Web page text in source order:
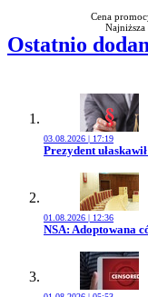
Cena
Najniższa
Ostatnio
03.08.2026 | 17:19
Przejdź do artykułu:
Prezydent
01.08.2026 | 12:36
Przejdź do artykułu:
NSA: Adoptowana